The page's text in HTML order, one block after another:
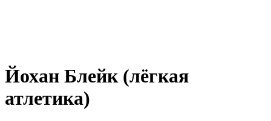
Йохан Блейк (лёгкая
атлетика)